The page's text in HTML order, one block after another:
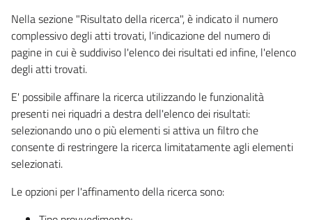
Nella sezione "Risultato della ricerca", è indicato il numero
complessivo degli atti trovati, l'indicazione del numero di
pagine in cui è suddiviso l'elenco dei risultati ed infine, l'elenco
degli atti trovati.
E' possibile affinare la ricerca utilizzando le funzionalità
presenti nei riquadri a destra dell'elenco dei risultati:
selezionando uno o più elementi si attiva un filtro che
consente di restringere la ricerca limitatamente agli elementi
selezionati.
Le opzioni per l'affinamento della ricerca sono: